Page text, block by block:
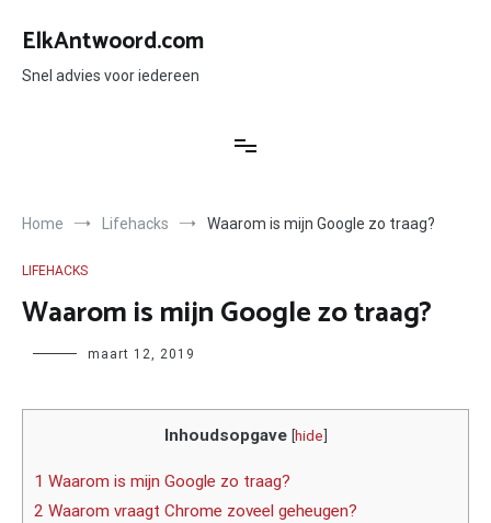
naar
inhoud
ElkAntwoord.com
Snel advies voor iedereen
Home Lifehacks Waarom is mijn Google zo traag?
LIFEHACKS
Waarom is mijn Google zo traag?
Author maart 12, 2019
Inhoudsopgave [hide]
1 Waarom is mijn Google zo traag?
2 Waarom vraagt Chrome zoveel geheugen?